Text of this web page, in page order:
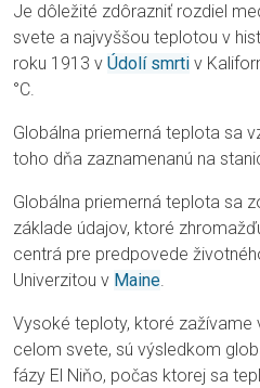
Je dôležité zdôrazniť rozdiel
svete a najvyššou teplotou v
roku 1913 v Údolí smrti v
°C.
Globálna priemerná teplota sa
toho dňa zaznamenanú na
Globálna priemerná teplota sa
základe údajov, ktoré
centrá pre predpovede
Univerzitou v Maine.
Vysoké teploty, ktoré zažívame
celom svete, sú výsledkom
fázy El Niňo, počas ktorej sa